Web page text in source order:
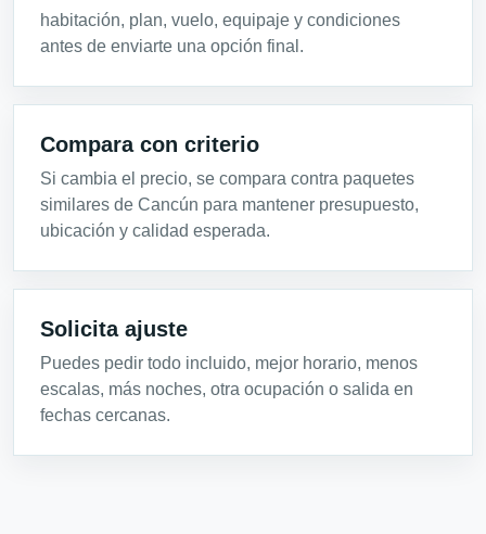
habitación, plan, vuelo, equipaje y condiciones
antes de enviarte una opción final.
Compara con criterio
Si cambia el precio, se compara contra paquetes
similares de Cancún para mantener presupuesto,
ubicación y calidad esperada.
Solicita ajuste
Puedes pedir todo incluido, mejor horario, menos
escalas, más noches, otra ocupación o salida en
fechas cercanas.